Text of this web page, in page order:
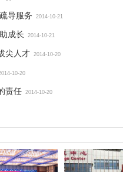
导服务 2014-10-21
成长 2014-10-21
尖人才 2014-10-20
10-20
责任 2014-10-20